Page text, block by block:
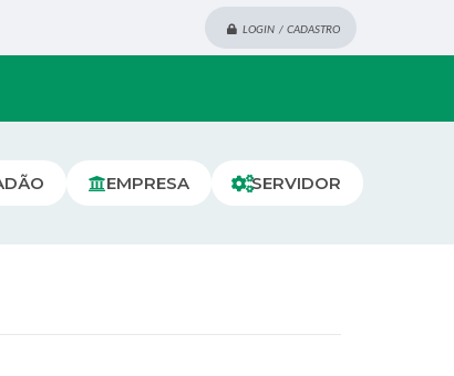
LOGIN / CADASTRO
EMPRESA SERVIDOR